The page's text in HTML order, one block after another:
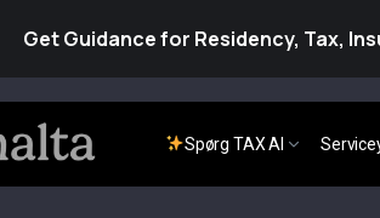
Get Guidance for Residency, Tax,
Spørg TAX AI